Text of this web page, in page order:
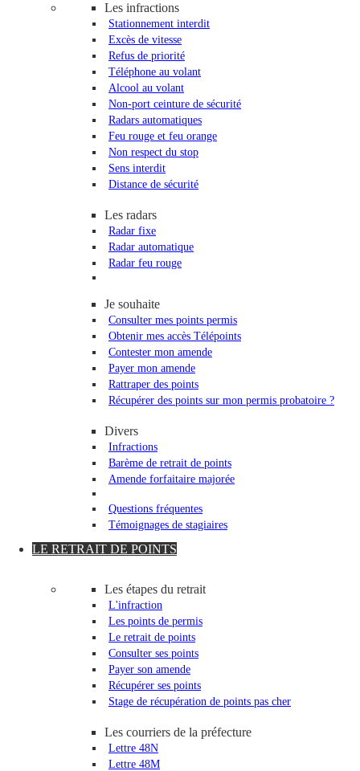
Les infractions
Stationnement interdit
Excès de vitesse
Refus de priorité
Téléphone au volant
Alcool au volant
Non-port ceinture de sécurité
Radars automatiques
Feu rouge et feu orange
Non respect du stop
Sens interdit
Distance de sécurité
Les radars
Radar fixe
Radar automatique
Radar feu rouge
Je souhaite
Consulter mes points permis
Obtenir mes accès Télépoints
Contester mon amende
Payer mon amende
Rattraper des points
Récupérer des points sur mon permis probatoire ?
Divers
Infractions
Barème de retrait de points
Amende forfaitaire majorée
Questions fréquentes
Témoignages de stagiaires
LE RETRAIT DE POINTS
Les étapes du retrait
L'infraction
Les points de permis
Le retrait de points
Consulter ses points
Payer son amende
Récupérer ses points
Stage de récupération de points pas cher
Les courriers de la préfecture
Lettre 48N
Lettre 48M